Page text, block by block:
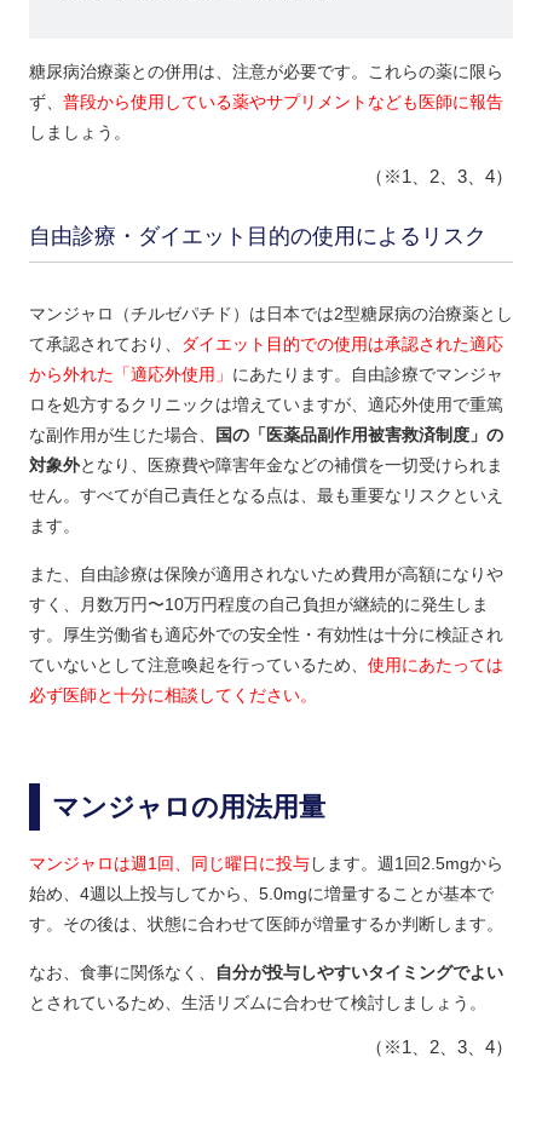
糖尿病治療薬との併用は、注意が必要です。これらの薬に限ら
ず、 普段から使用している薬やサプリメントなども医師に報告
しましょう。
（※1、2、3、4）
自由診療・ダイエット目的の使用によるリスク
マンジャロ（チルゼパチド）は日本では2型糖尿病の治療薬とし
て承認されており、
ダイエット目的での使用は承認された適応
から外れた「適応外使用」 にあたります。自由診療でマンジャ
ロを処方するクリニックは増えていますが、適応外使用で重篤
な副作用が生じた場合、
国の「医薬品副作用被害救済制度」の
対象外となり、医療費や障害年金などの補償を一切受けられま
せん。すべてが自己責任となる点は、最も重要なリスクといえ
ます。
また、自由診療は保険が適用されないため費用が高額になりや
すく、月数万円〜10万円程度の自己負担が継続的に発生しま
す。厚生労働省も適応外での安全性・有効性は十分に検証され
ていないとして注意喚起を行っているため、 使用にあたっては
必ず医師と十分に相談してください。
マンジャロの用法用量
マンジャロは週1回、同じ曜日に投与します。週1回2.5mgから
始め、4週以上投与してから、5.0mgに増量することが基本で
す。その後は、状態に合わせて医師が増量するか判断します。
なお、食事に関係なく、
自分が投与しやすいタイミングでよい
とされているため、生活リズムに合わせて検討しましょう。
（※1、2、3、4）